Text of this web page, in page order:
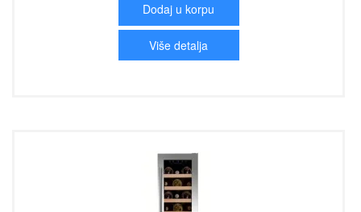
Dodaj u korpu
Više detalja